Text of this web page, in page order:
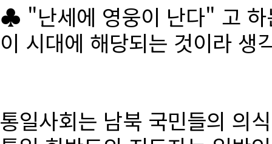
♣ "난세에 영웅이 난다" 고 하
이 시대에 해당되는 것이라 생
통일사회는 남북 국민들의 의